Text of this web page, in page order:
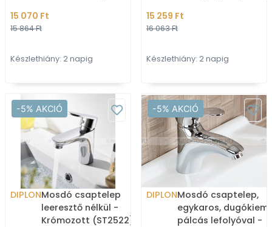
15 070 Ft
15 864 Ft
Készlethiány: 2 napig
lefolyóval -
(ST03162)
15 259 Ft
16 063 Ft
Készlethiány: 2 napig
-5% AKCIÓ
DIPLONMosdó csaptelep
leeresztő nélkül -
Krómozott (ST2522)
-5% AKCIÓ
DIPLONMosdó csaptelep,
egykaros,
pálcás lefolyóval -